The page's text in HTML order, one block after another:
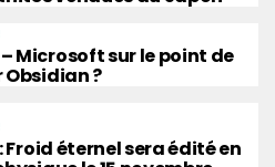
– Microsoft sur le point de
?
Froid éternel sera édité en